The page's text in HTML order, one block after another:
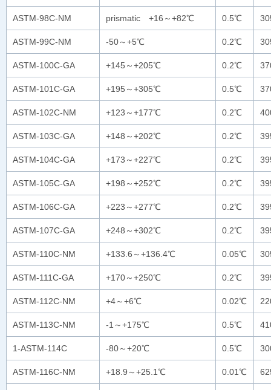
ASTM-98C-NM prismatic +16～+82℃ 0.5℃
ASTM-99C-NM -50～+5℃ 0.2℃
ASTM-100C-GA +145～+205℃ 0.2℃
ASTM-101C-GA +195～+305℃ 0.5℃
ASTM-102C-NM +123～+177℃ 0.2℃
ASTM-103C-GA +148～+202℃ 0.2℃
ASTM-104C-GA +173～+227℃ 0.2℃
ASTM-105C-GA +198～+252℃ 0.2℃
ASTM-106C-GA +223～+277℃ 0.2℃
ASTM-107C-GA +248～+302℃ 0.2℃
ASTM-110C-NM +133.6～+136.4℃ 0.05℃
ASTM-111C-GA +170～+250℃ 0.2℃
ASTM-112C-NM +4～+6℃ 0.02℃
ASTM-113C-NM -1～+175℃ 0.5℃
1-ASTM-114C -80～+20℃ 0.5℃
ASTM-116C-NM +18.9～+25.1℃ 0.01℃